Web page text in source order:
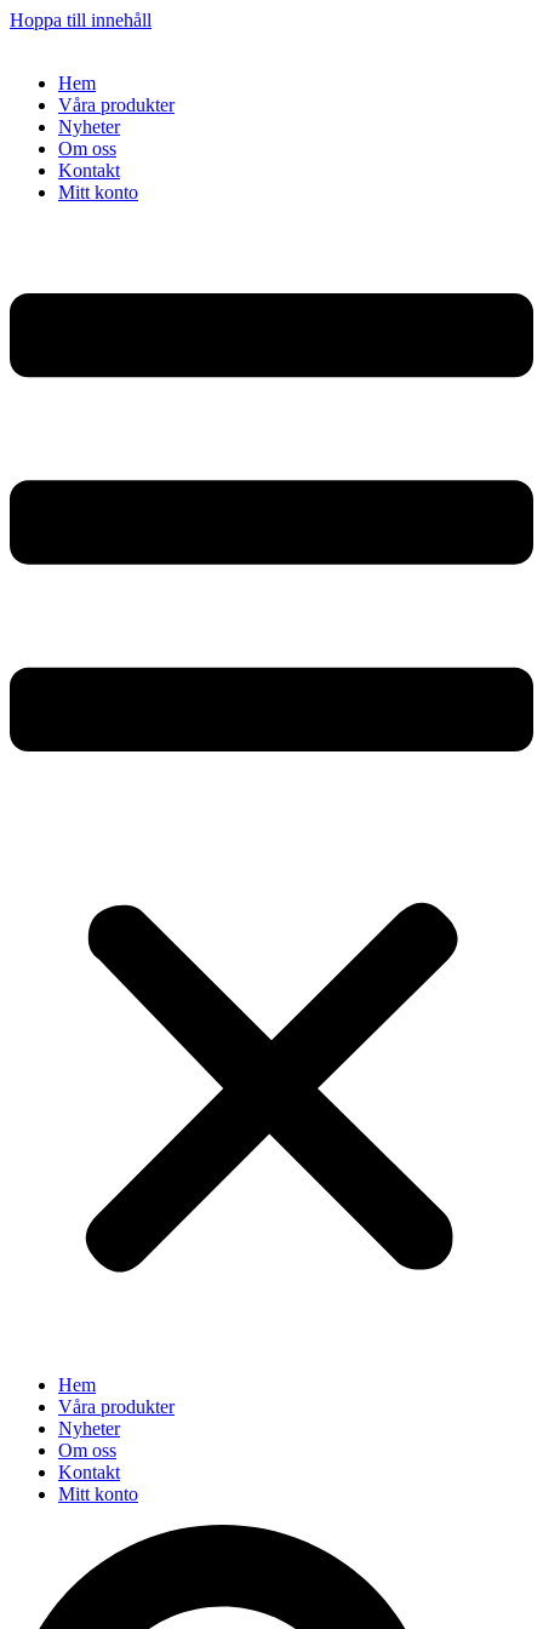
Hoppa till innehåll
Hem
Våra produkter
Nyheter
Om oss
Kontakt
Mitt konto
Hem
Våra produkter
Nyheter
Om oss
Kontakt
Mitt konto